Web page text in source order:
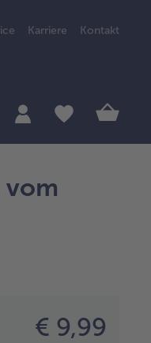
Karriere Kontakt
€ 9,99